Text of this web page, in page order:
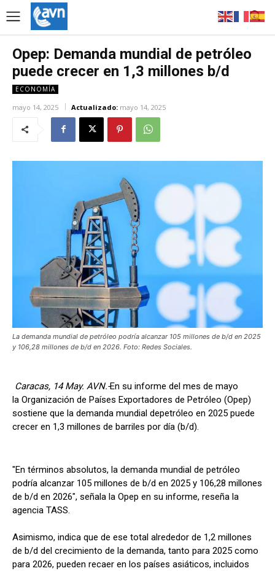
Opep: Demanda mundial de petróleo
puede crecer en 1,3 millones b/d
ECONOMÍA
mayo 14, 2025 Actualizado: mayo 14, 2025
La demanda mundial de petróleo podría alcanzar 105 millones de b/d en 2025
y 106,28 millones de b/d en 2026. Foto: Redes Sociales.
Caracas, 14 May. AVN.-En su informe del mes de mayo
la Organización de Países Exportadores de Petróleo (Opep)
sostiene que la demanda mundial depetróleo en 2025 puede
crecer en 1,3 millones de barriles por día (b/d).
"En términos absolutos, la demanda mundial de petróleo
podría alcanzar 105 millones de b/d en 2025 y 106,28 millones
de b/d en 2026", señala la Opep en su informe, reseña la
agencia TASS.
Asimismo, indica que de ese total alrededor de 1,2 millones
de b/d del crecimiento de la demanda, tanto para 2025 como
para 2026, pueden recaer en los países asiáticos, incluidos